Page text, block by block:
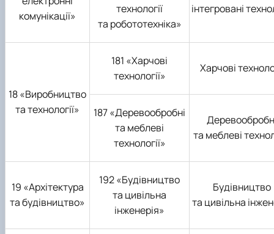
комунікації»
технології
та робототехніка»
інтегровані
18 «Виробництво
та технології»
181 «Харчові
технології»
Харчові
187 «Деревообробні
та меблеві
технології»
та меблеві
19 «Архітектура
та будівництво»
192 «Будівництво
та цивільна
інженерія»
Будівництво
та цивільна